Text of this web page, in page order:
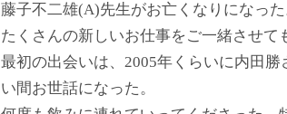
藤子不二雄(A)先生がお亡くなりになった
たくさんの新しいお仕事をご一緒させて
最初の出会いは、2005年くらいに内田
い間お世話になった。